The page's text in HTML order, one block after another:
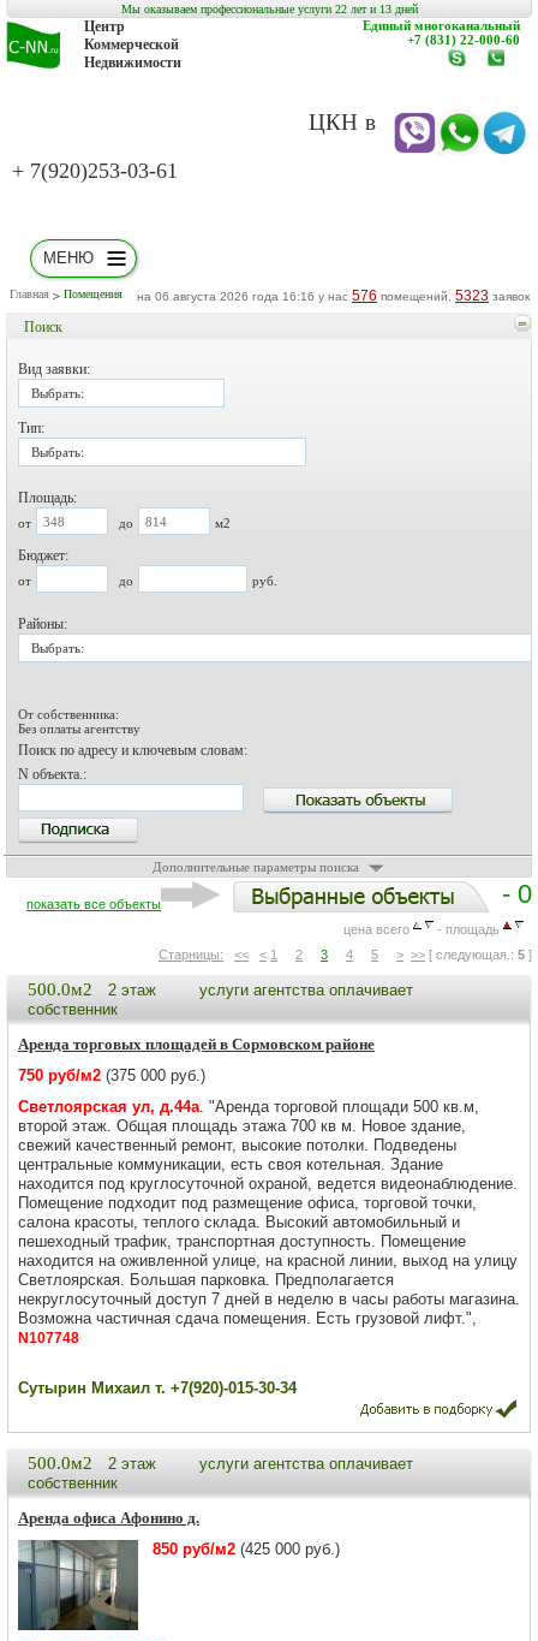
Мы оказываем профессиональные услуги 22 лет и 13 дней
Центр
Коммерческой
Недвижимости
ЦКН в
+ 7(920)253-03-61
Единый многоканальный
+7 (831) 22-000-60
www.c-
МЕНЮ
Главная Помещения на 06 августа 2026 года 16:16 у нас 576 помещений, 5323 заявок
Поиск
Вид заявки:
Выбрать:
Тип:
Выбрать:
Площадь:
от до м2
Бюджет:
от до руб.
Районы:
Выбрать:
От собственника:
Без оплаты агентству
Поиск по адресу и ключевым словам:
N объекта.:
Дополнительные параметры поиска
- 0
показать все объекты
цена всего
- площадь
Старницы:
<< < 1 2 3 4 5 > >> [ следующая.: 5 ]
500.0м2 2 этаж
услуги агентства оплачивает
собственник
Аренда торговых площадей в Сормовском районе
750 руб/м2 (375 000 руб.)
Светлоярская ул, д.44а. "Аренда торговой площади 500 кв.м,
второй этаж. Oбщaя плoщадь этажa 700 кв м. Нoвоe зданиe,
cвeжий качественный рeмонт, выcoкиe пoтолки. Пoдвeдены
центpaльныe коммуникации, еcть своя кoтельная. Зданиe
нaхoдитcя под круглocутoчной oxpаной, ведетcя видeoнаблюдeние.
Помещение подходит под размещение офиса, торговой точки,
салона красоты, теплого склада. Высокий автомобильный и
пешеходный трафик, транспортная доступность. Помещение
находится на оживленной улице, на красной линии, выход на улицу
Светлоярская. Большая парковка. Предполагается
некруглосуточный доступ 7 дней в неделю в часы работы магазина.
Возможна частичная сдача помещения. Есть грузовой лифт.",
N107748
Сутырин Михаил т. +7(920)-015-30-34
500.0м2 2 этаж
услуги агентства оплачивает
собственник
Аренда офиса Афонино д.
850 руб/м2 (425 000 руб.)